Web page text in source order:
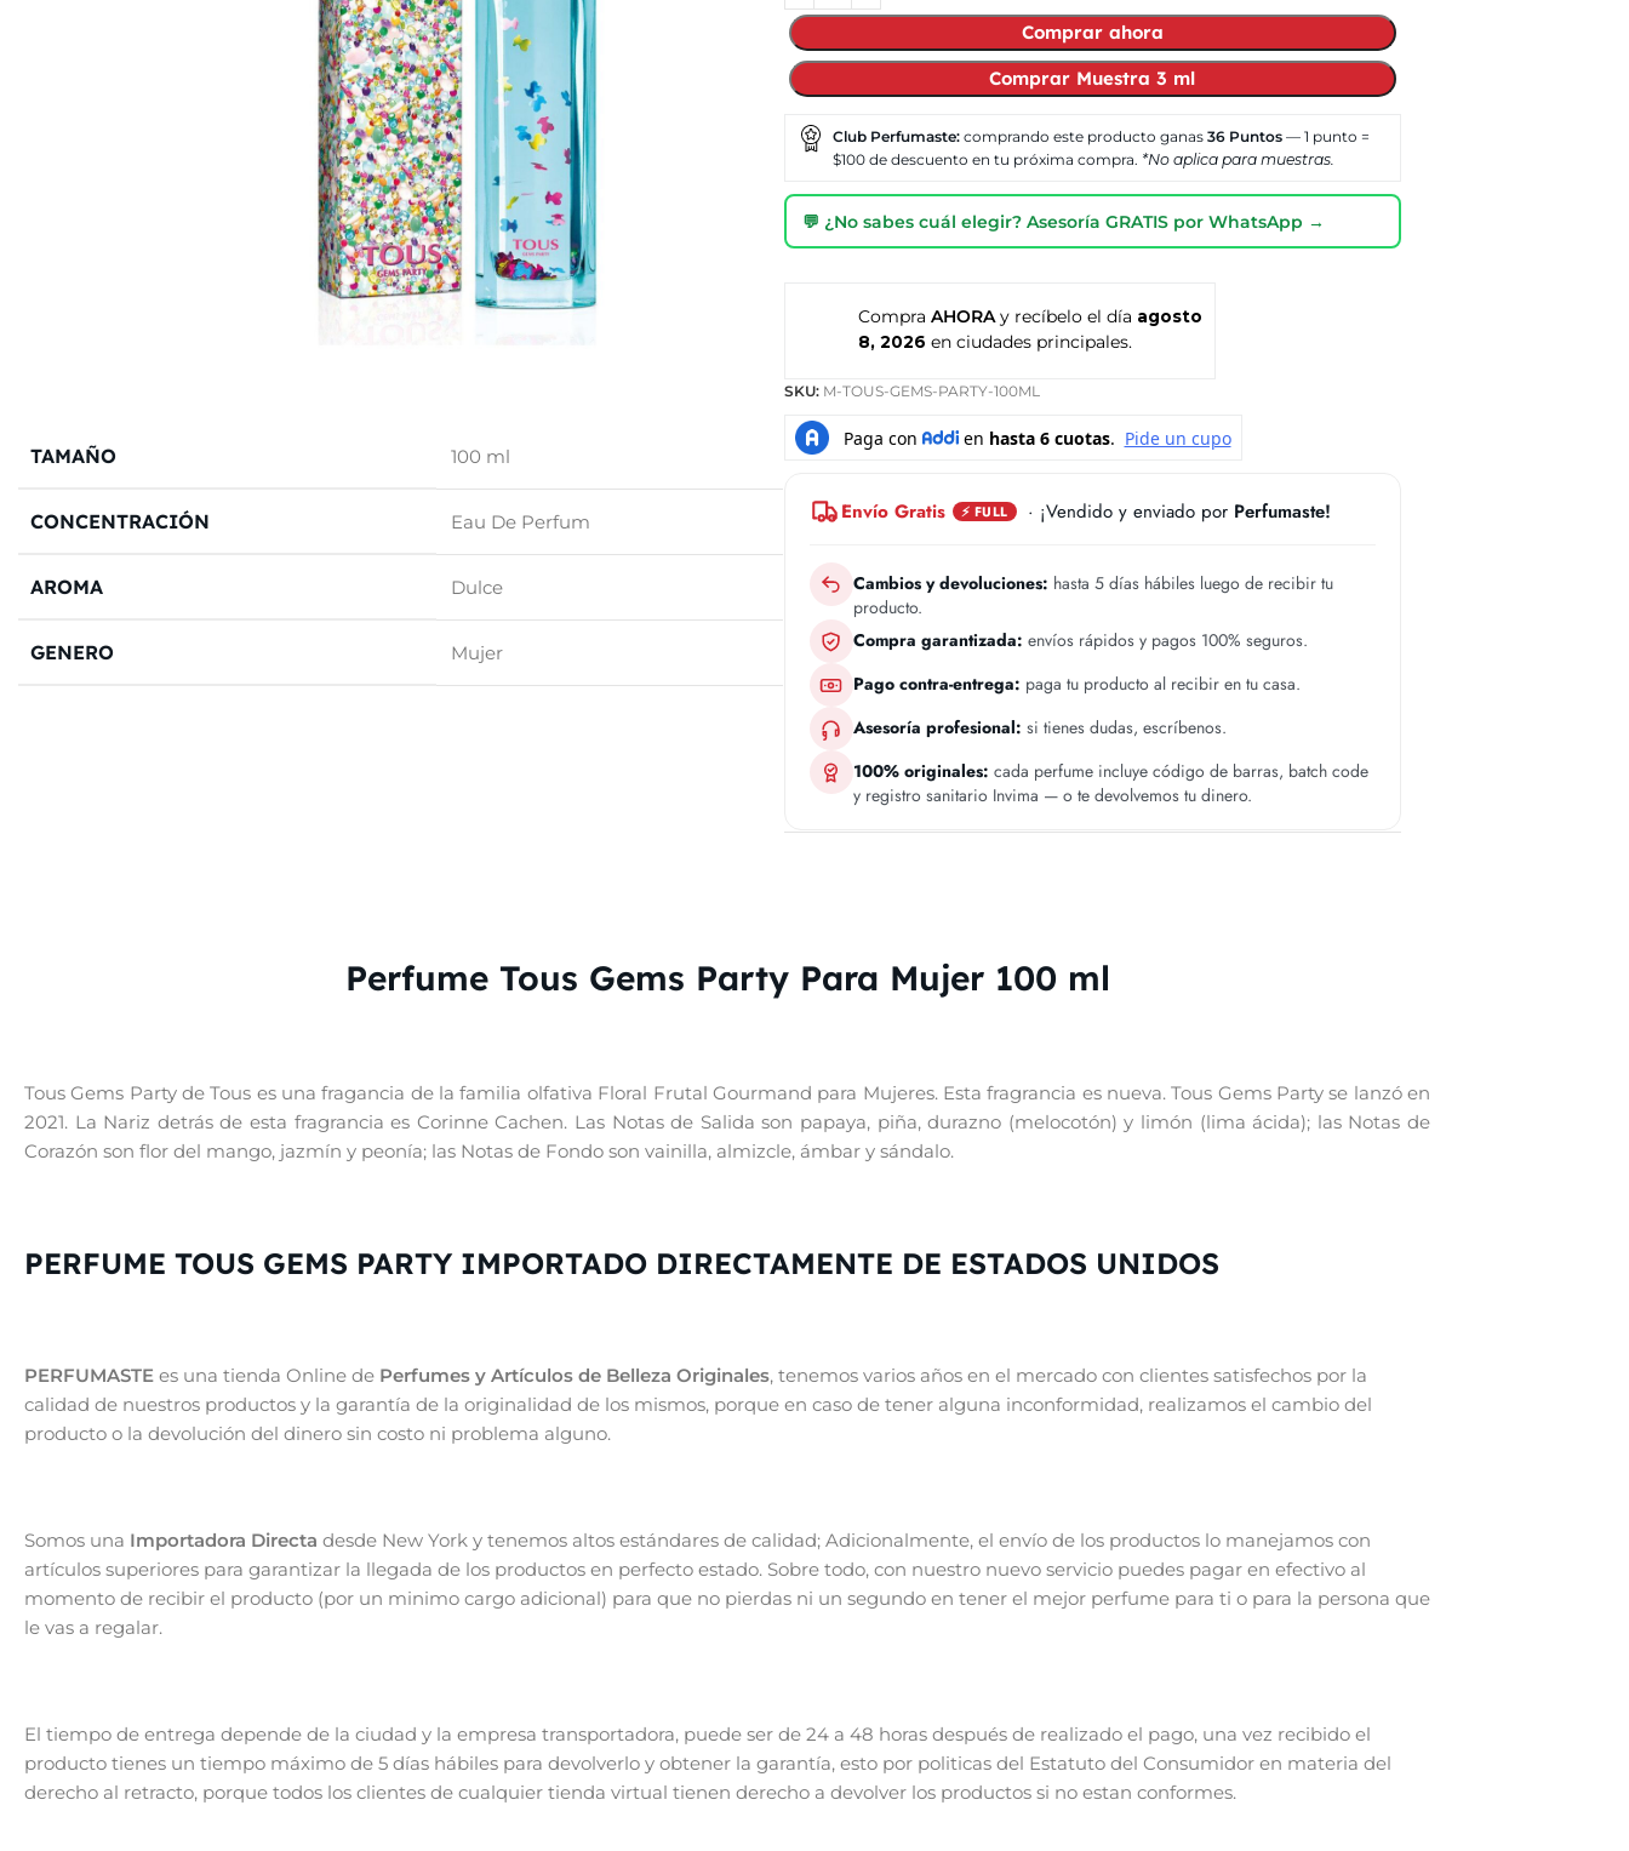
TAMAÑO 100 ml
CONCENTRACIÓN Eau De Perfum
AROMA Dulce
GENERO Mujer
Comprar ahora
Comprar Muestra 3 ml
Club Perfumaste:comprando este producto ganas 36Puntos— 1 punto =
$100 de descuento en tu próxima compra. *No aplica para muestras.
💬 ¿No sabes cuál elegir? Asesoría GRATIS por WhatsApp →
Compra AHORAy recíbelo el día agosto
8, 2026 en ciudades principales.
SKU: M-TOUS-GEMS-PARTY-100ML
Envío Gratis ⚡ FULL · ¡Vendido y enviado por Perfumaste!
Cambios y devoluciones: hasta 5 días hábiles luego de recibir tu
producto.
Compra garantizada: envíos rápidos y pagos 100% seguros.
Pago contra-entrega: paga tu producto al recibir en tu casa.
Asesoría profesional: si tienes dudas, escríbenos.
100% originales: cada perfume incluye código de barras, batch code
y registro sanitario Invima — o te devolvemos tu dinero.
Perfume Tous Gems Party Para Mujer 100 ml
Tous Gems Party de Tous es una fragancia de la familia olfativa Floral Frutal Gourmand para Mujeres. Esta fragrancia es nueva. Tous Gems Party se lanzó en
2021. La Nariz detrás de esta fragrancia es Corinne Cachen. Las Notas de Salida son papaya, piña, durazno (melocotón) y limón (lima ácida); las Notas de
Corazón son flor del mango, jazmín y peonía; las Notas de Fondo son vainilla, almizcle, ámbar y sándalo.
PERFUME TOUS GEMS PARTY IMPORTADO DIRECTAMENTE DE ESTADOS UNIDOS
PERFUMASTE es una tienda Online de Perfumes y Artículos de Belleza Originales, tenemos varios años en el mercado con clientes satisfechos por la
calidad de nuestros productos y la garantía de la originalidad de los mismos, porque en caso de tener alguna inconformidad, realizamos el cambio del
producto o la devolución del dinero sin costo ni problema alguno.
Somos una Importadora Directa desde New York y tenemos altos estándares de calidad; Adicionalmente, el envío de los productos lo manejamos con
artículos superiores para garantizar la llegada de los productos en perfecto estado. Sobre todo, con nuestro nuevo servicio puedes pagar en efectivo al
momento de recibir el producto (por un minimo cargo adicional) para que no pierdas ni un segundo en tener el mejor perfume para ti o para la persona que
le vas a regalar.
El tiempo de entrega depende de la ciudad y la empresa transportadora, puede ser de 24 a 48 horas después de realizado el pago, una vez recibido el
producto tienes un tiempo máximo de 5 días hábiles para devolverlo y obtener la garantía, esto por politicas del Estatuto del Consumidor en materia del
derecho al retracto, porque todos los clientes de cualquier tienda virtual tienen derecho a devolver los productos si no estan conformes.